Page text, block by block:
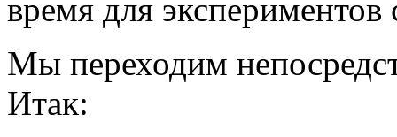
время для
Мы переходим
Итак: